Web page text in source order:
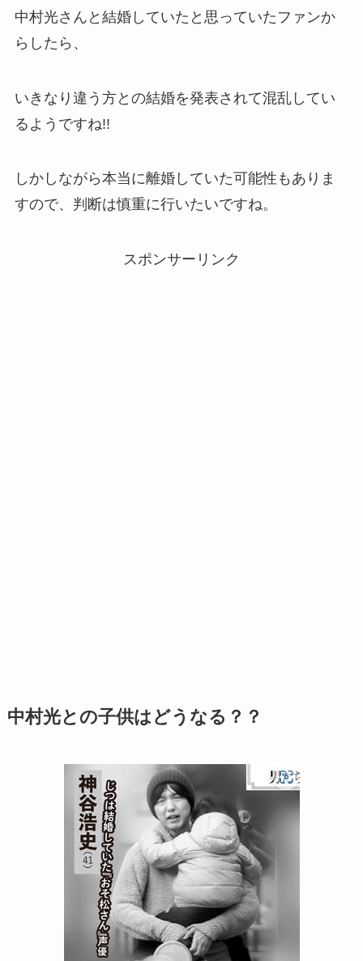
中村光さんと結婚していたと思っていたファンか
らしたら、
いきなり違う方との結婚を発表されて混乱してい
るようですね!!
しかしながら本当に離婚していた可能性もありま
すので、判断は慎重に行いたいですね。
スポンサーリンク
中村光との子供はどうなる？？